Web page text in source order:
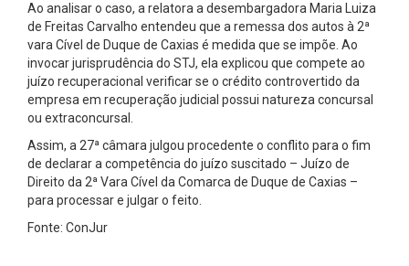
Ao analisar o caso, a relatora a desembargadora Maria Luiza
de Freitas Carvalho entendeu que a remessa dos autos à 2ª
vara Cível de Duque de Caxias é medida que se impõe. Ao
invocar jurisprudência do STJ, ela explicou que compete ao
juízo recuperacional verificar se o crédito controvertido da
empresa em recuperação judicial possui natureza concursal
ou extraconcursal.
Assim, a 27ª câmara julgou procedente o conflito para o fim
de declarar a competência do juízo suscitado – Juízo de
Direito da 2ª Vara Cível da Comarca de Duque de Caxias –
para processar e julgar o feito.
Fonte: ConJur